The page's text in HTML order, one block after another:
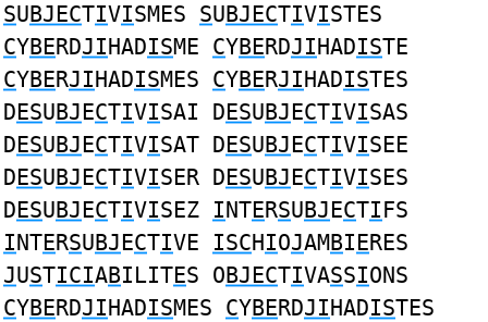
SUBJECTIVISMES SUBJECTIVISTES
CYBERDJIHADISME CYBERDJIHADISTE
CYBERJIHADISMES CYBERJIHADISTES
DESUBJECTIVISAI DESUBJECTIVISAS
DESUBJECTIVISAT DESUBJECTIVISEE
DESUBJECTIVISER DESUBJECTIVISES
DESUBJECTIVISEZ INTERSUBJECTIFS
INTERSUBJECTIVE ISCHIOJAMBIERES
JUSTICIABILITES OBJECTIVASSIONS
CYBERDJIHADISMES CYBERDJIHADISTES